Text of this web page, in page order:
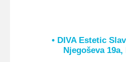
• DIVA Estetic
Njegoševa